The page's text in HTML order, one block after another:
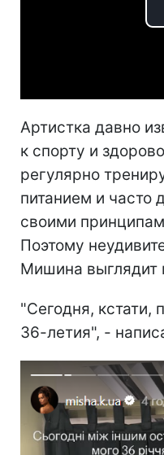
Артистка давно
к спорту и
регулярно
питанием и часто
своими
Поэтому
Мишина выглядит
"Сегодня, кстати,
36-летия", -